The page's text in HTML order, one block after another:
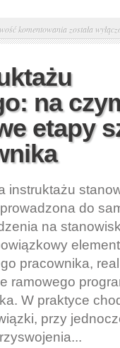
komentowania Jak
wybrać
rowerów
Giant
w
reklamacje
została
na
etapy
instruktażu
do
na
pracownika,
ramowego
W praktyce
przy